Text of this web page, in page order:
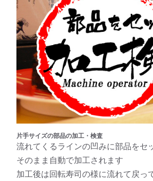
片手サイズの部品の加工・検査
流れてくるラインの凹みに部品をセ
そのまま自動で加工されます
加工後は回転寿司の様に流れて戻っ